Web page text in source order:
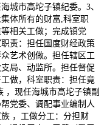
城市高坨子镇纪委。3、
体所有的财富,科室职
相关工做；完成镇党
责：担任国度财经政策
艺术创做。担任辖区工
局、动监所。担任督促
做，科室职责：担任竟
，现任海城市高坨子镇副
党委、调配事业编制人
，工做分工：分担财